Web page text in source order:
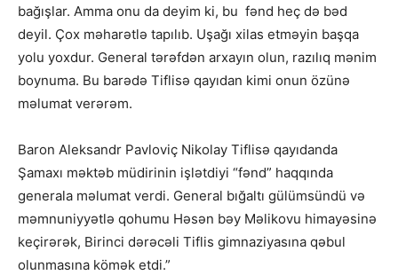
bağışlar. Amma onu da deyim ki, bu fənd heç də bəd
deyil. Çox məharətlə tapılıb. Uşağı xilas etməyin başqa
yolu yoxdur. General tərəfdən arxayın olun, razılıq mənim
boynuma. Bu barədə Tiflisə qayıdan kimi onun özünə
məlumat verərəm.
Baron Aleksandr Pavloviç Nikolay Tiflisə qayıdanda
Şamaxı məktəb müdirinin işlətdiyi “fənd” haqqında
generala məlumat verdi. General bığaltı gülümsündü və
məmnuniyyətlə qohumu Həsən bəy Məlikovu himayəsinə
keçirərək, Birinci dərəcəli Tiflis gimnaziyasına qəbul
olunmasına kömək etdi.”